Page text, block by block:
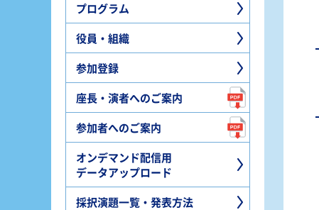
プログラム
役員・組織
参加登録
座長・演者へのご案内
参加者へのご案内
オンデマンド配信用
データアップロード
採択演題一覧・発表方法